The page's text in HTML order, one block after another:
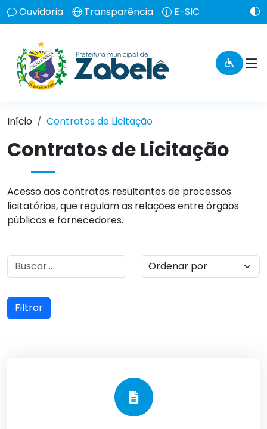
Ouvidoria Transparência E-SIC
Início Contratos de Licitação
Contratos de Licitação
Acesso aos contratos resultantes de processos
licitatórios, que regulam as relações entre órgãos
públicos e fornecedores.
Filtrar